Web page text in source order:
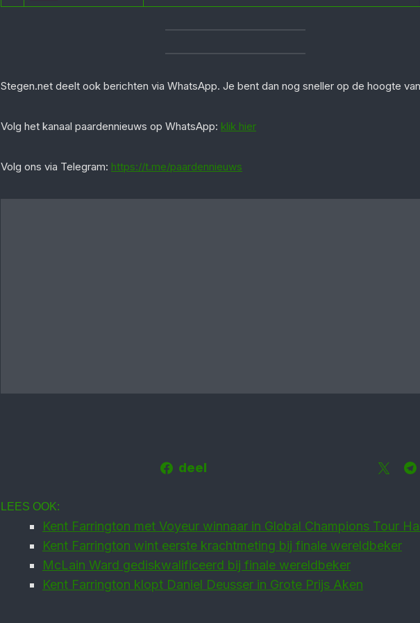
Stegen.net deelt ook berichten via WhatsApp. Je bent dan nog sneller op de hoogte
‎Volg het kanaal paardennieuws op WhatsApp: klik hier
Volg ons via Telegram: https://t.me/paardennieuws
deel
LEES OOK:
Kent Farrington met Voyeur winnaar in Global Champions Tour
Kent Farrington wint eerste krachtmeting bij finale wereldbeker
McLain Ward gediskwalificeerd bij finale wereldbeker
Kent Farrington klopt Daniel Deusser in Grote Prijs Aken